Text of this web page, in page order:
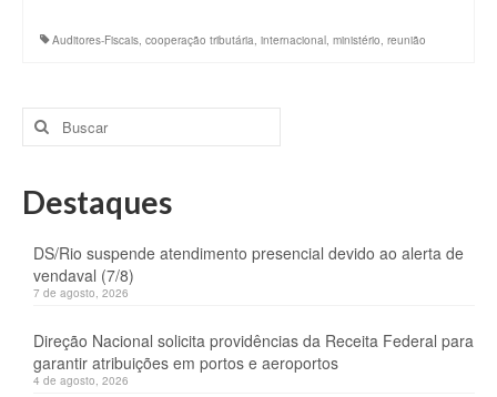
Auditores-Fiscais, cooperação tributária, internacional, ministério, reunião
Buscar
por:
Destaques
DS/Rio suspende atendimento presencial devido ao alerta de
vendaval (7/8)
7 de agosto, 2026
Direção Nacional solicita providências da Receita Federal para
garantir atribuições em portos e aeroportos
4 de agosto, 2026